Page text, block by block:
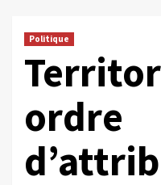
Politique
ordre